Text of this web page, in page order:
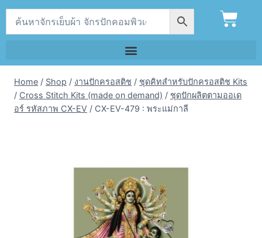
Home / Shop / งานปักครอสติช / ชุดคิทสำหรับปักครอสติช Kits
/ Cross Stitch Kits (made on demand) / ชุดปักผลิตตามออเด
อร์ รหัสภาพ CX-EV / CX-EV-479 : พระแม่กาลี